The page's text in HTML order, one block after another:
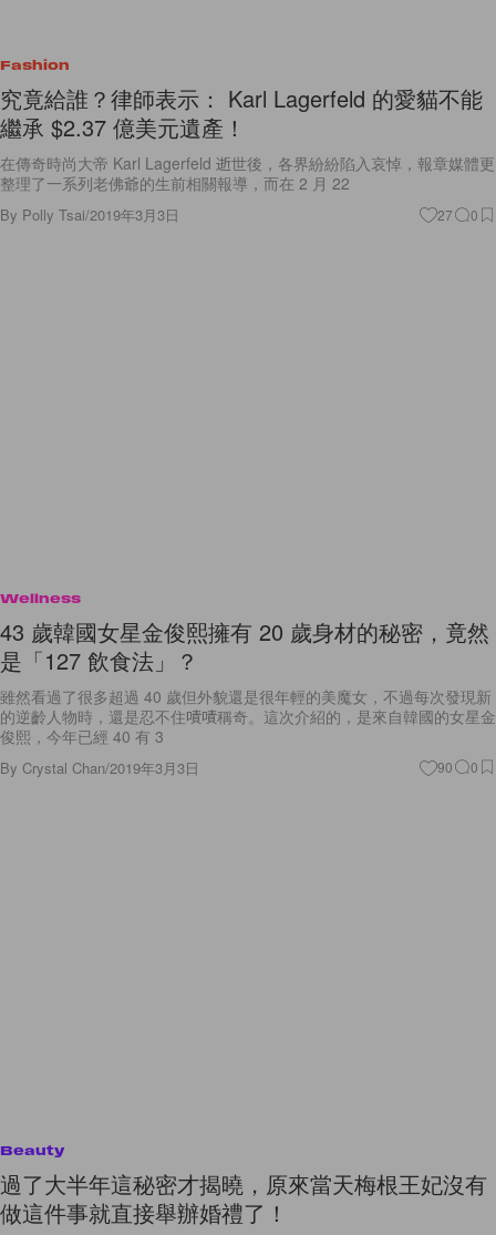
Fashion
究竟給誰？律師表示： Karl Lagerfeld 的愛貓不能
繼承 $2.37 億美元遺產！
在傳奇時尚大帝 Karl Lagerfeld 逝世後，各界紛紛陷入哀悼，報章媒體更
整理了一系列老佛爺的生前相關報導，而在 2 月 22
By Polly Tsai/2019年3月3日 27 0
Wellness
43 歲韓國女星金俊熙擁有 20 歲身材的秘密，竟然
是「127 飲食法」？
雖然看過了很多超過 40 歲但外貌還是很年輕的美魔女，不過每次發現新
的逆齡人物時，還是忍不住嘖嘖稱奇。這次介紹的，是來自韓國的女星金
俊熙，今年已經 40 有 3
By Crystal Chan/2019年3月3日 90 0
Beauty
過了大半年這秘密才揭曉，原來當天梅根王妃沒有
做這件事就直接舉辦婚禮了！